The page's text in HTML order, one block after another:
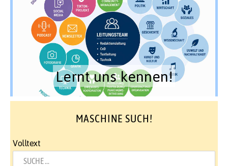
Lernt uns kennen!
MASCHINE SUCH!
Volltext